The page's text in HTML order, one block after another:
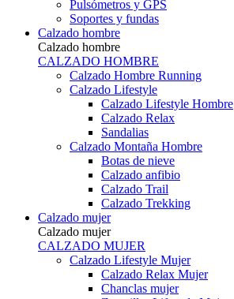
Pulsómetros y GPS
Soportes y fundas
Calzado hombre
Calzado hombre
CALZADO HOMBRE
Calzado Hombre Running
Calzado Lifestyle
Calzado Lifestyle Hombre
Calzado Relax
Sandalias
Calzado Montaña Hombre
Botas de nieve
Calzado anfibio
Calzado Trail
Calzado Trekking
Calzado mujer
Calzado mujer
CALZADO MUJER
Calzado Lifestyle Mujer
Calzado Relax Mujer
Chanclas mujer